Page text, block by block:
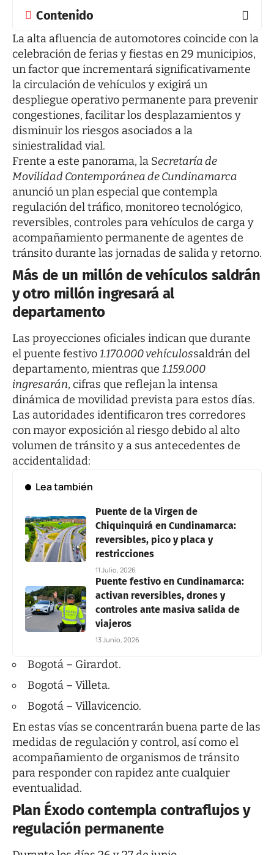
Contenido
La alta afluencia de automotores coincide con la
celebración de ferias y fiestas en 29 municipios,
un factor que incrementará significativamente
la circulación de vehículos y exigirá un
despliegue operativo permanente para prevenir
congestiones, facilitar los desplazamientos y
disminuir los riesgos asociados a la
siniestralidad vial.
Frente a este panorama, la Secretaría de
Movilidad Contemporánea de Cundinamarca
anunció un plan especial que contempla
regulación del tráfico, monitoreo tecnológico,
reversibles, controles para vehículos de carga y
acompañamiento permanente de agentes de
tránsito durante las jornadas de salida y retorno.
Más de un millón de vehículos saldrán
y otro millón ingresará al
departamento
Las proyecciones oficiales indican que durante
el puente festivo1.170.000 vehículossaldrán del
departamento, mientras que 1.159.000
ingresarán, cifras que reflejan la intensa
dinámica de movilidad prevista para estos días.
Las autoridades identificaron tres corredores
con mayor exposición al riesgo debido al alto
volumen de tránsito y a sus antecedentes de
accidentalidad:
Lea también
Puente de la Virgen de
Chiquinquirá en Cundinamarca:
reversibles, pico y placa y
restricciones
11 Julio, 2026
Puente festivo en Cundinamarca:
activan reversibles, drones y
controles ante masiva salida de
viajeros
13 Junio, 2026
Bogotá – Girardot.
Bogotá – Villeta.
Bogotá – Villavicencio.
En estas vías se concentrarán buena parte de las
medidas de regulación y control, así como el
acompañamiento de organismos de tránsito
para responder con rapidez ante cualquier
eventualidad.
Plan Éxodo contempla contraflujos y
regulación permanente